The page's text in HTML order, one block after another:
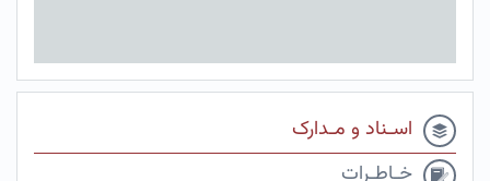
اسـناد و مـدارک
خـاطـرات